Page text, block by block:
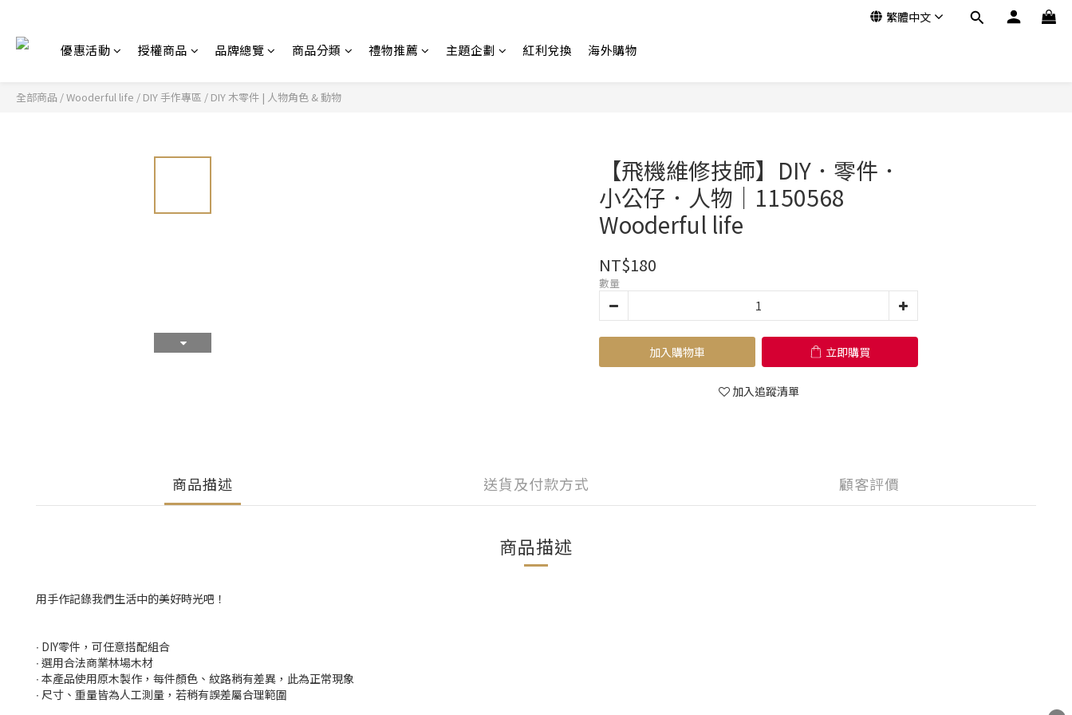
繁體中文
優惠活動 授權商品 品牌總覽 商品分類 禮物推薦 主題企劃 紅利兌換 海外購物
全部商品 /Wooderful life / DIY 手作專區 / DIY 木零件 | 人物角色 & 動物
【飛機維修技師】DIY．零件．
小公仔．人物｜1150568
Wooderful life
NT$180
數量
加入購物車 立即購買
加入追蹤清單
商品描述 送貨及付款方式 顧客評價
商品描述
用手作記錄我們生活中的美好時光吧！
∙ DIY零件，可任意搭配組合
∙ 選用合法商業林場木材
∙ 本產品使用原木製作，每件顏色、紋路稍有差異，此為正常現象
∙ 尺寸、重量皆為人工測量，若稍有誤差屬合理範圍